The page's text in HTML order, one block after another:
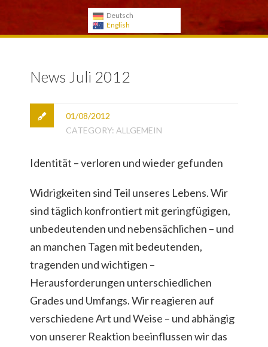
Deutsch
English
News Juli 2012
01/08/2012
CATEGORY: ALLGEMEIN
Identität – verloren und wieder gefunden
Widrigkeiten sind Teil unseres Lebens. Wir
sind täglich konfrontiert mit geringfügigen,
unbedeutenden und nebensächlichen – und
an manchen Tagen mit bedeutenden,
tragenden und wichtigen –
Herausforderungen unterschiedlichen
Grades und Umfangs. Wir reagieren auf
verschiedene Art und Weise – und abhängig
von unserer Reaktion beeinflussen wir das